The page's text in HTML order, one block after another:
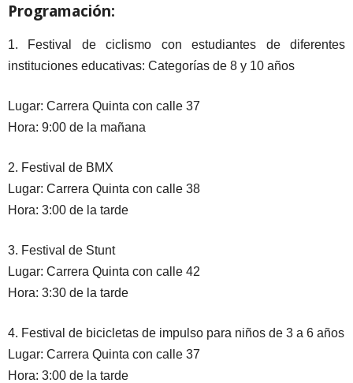
Programación:
1. Festival de ciclismo con estudiantes de diferentes
instituciones educativas: Categorías de 8 y 10 años
Lugar: Carrera Quinta con calle 37
Hora: 9:00 de la mañana
2. Festival de BMX
Lugar: Carrera Quinta con calle 38
Hora: 3:00 de la tarde
3. Festival de Stunt
Lugar: Carrera Quinta con calle 42
Hora: 3:30 de la tarde
4. Festival de bicicletas de impulso para niños de 3 a 6 años
Lugar: Carrera Quinta con calle 37
Hora: 3:00 de la tarde